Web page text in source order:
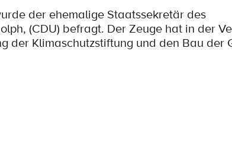
der ehemalige Staatssekretär des
(CDU) befragt. Der Zeuge hat in der
der Klimaschutzstiftung und den Bau der